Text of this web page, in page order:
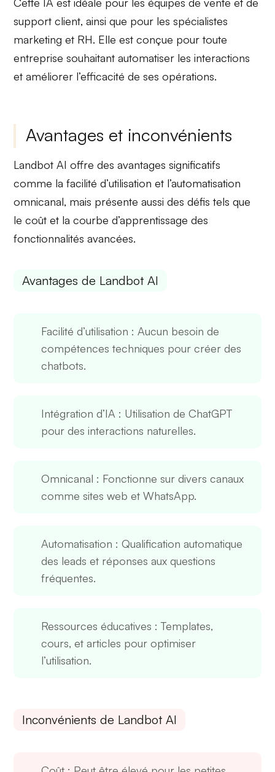
support client, ainsi que pour les spécialistes
marketing et RH. Elle est conçue pour toute
entreprise souhaitantautomatiser les interactions
et améliorer l’efficacité de ses opérations.
Avantages et inconvénients
Landbot AI offre desavantages significatifs
comme la facilité d’utilisation et l’automatisation
omnicanal, mais présente aussi desdéfis tels que
le coût et la courbe d’apprentissage des
fonctionnalités avancées.
Avantages de Landbot AI
Facilité d’utilisation : Aucun besoin de
compétences techniques pour créer des
chatbots.
Intégration d’IA : Utilisation de ChatGPT
pour des interactions naturelles.
Omnicanal : Fonctionne sur divers canaux
comme sites web et WhatsApp.
Automatisation : Qualification automatique
des leads et réponses aux questions
fréquentes.
Ressources éducatives : Templates,
cours, et articles pour optimiser
l’utilisation.
Inconvénients de Landbot AI